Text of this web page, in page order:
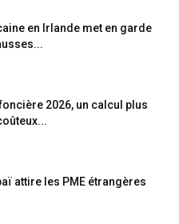
en Irlande met en garde
2026, un calcul plus
attire les PME étrangères